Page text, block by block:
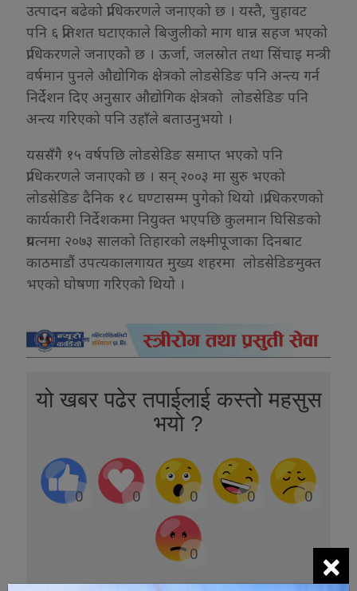
उत्पादन बढेको प्राधिकरणले जनाएको छ । यस्तै, चुहावट
पनि ६ प्रतिशत घटाएकाले बिजुलीको माग धान्न सहज भएको
प्राधिकरणले जनाएको छ । ऊर्जा, जलस्रोत तथा सिंचाइ मन्त्री
वर्षमान पुनले औद्योगिक क्षेत्रको लोडसेडिङ पनि अन्त्य गर्न
निर्देशन दिए अनुसार औद्योगिक क्षेत्रको लोडसेडिङ पनि
अन्त्य गरिएको पनि उहाँले बताउनुभयो ।
यससँगै १५ वर्षपछि लोडसेडिङ समाप्त भएको पनि
प्राधिकरणले जनाएको छ । सन् २००३ मा सुरु भएको
लोडसेडिङ दैनिक १८ घण्टासम्म पुगेको थियो ।प्राधिकरणको
कार्यकारी निर्देशकमा नियुक्त भएपछि कुलमान घिसिङको
प्रयत्नमा २०७३ सालको तिहारको लक्ष्मीपूजाका दिनबाट
काठमाडौं उपत्यकालगायत मुख्य शहरमा लोडसेडिङमुक्त
भएको घोषणा गरिएको थियो ।
यो खबर पढेर तपाईलाई कस्तो महसुस
भयो ?
0 0 0 0 0
0 ×